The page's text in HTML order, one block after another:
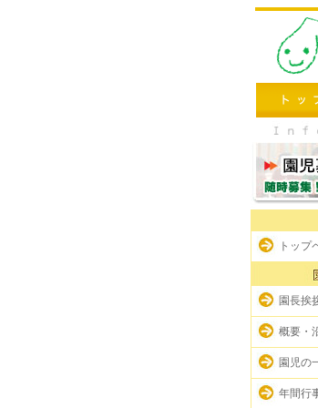
トップ
園長挨
概要・
園児の
年間行